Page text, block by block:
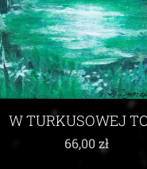
W TURKUSOWEJ
66,00zł